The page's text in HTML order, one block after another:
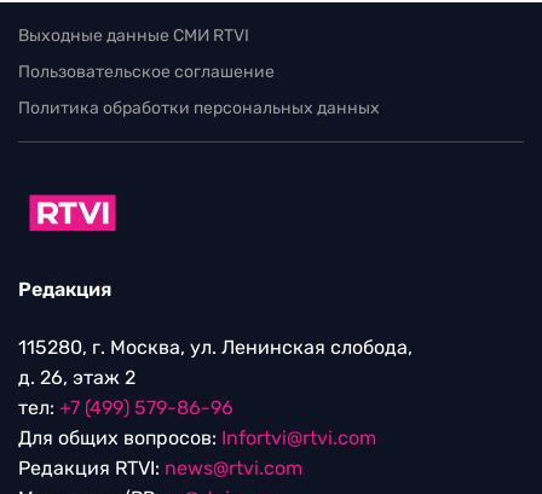
Выходные данные СМИ RTVI
Пользовательское соглашение
Политика обработки персональных данных
Редакция
115280, г. Москва, ул. Ленинская слобода,
д. 26, этаж 2
тел: +7 (499) 579-86-96
Для общих вопросов: Infortvi@rtvi.com
Редакция RTVI: news@rtvi.com